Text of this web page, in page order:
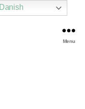
Menu
Danish